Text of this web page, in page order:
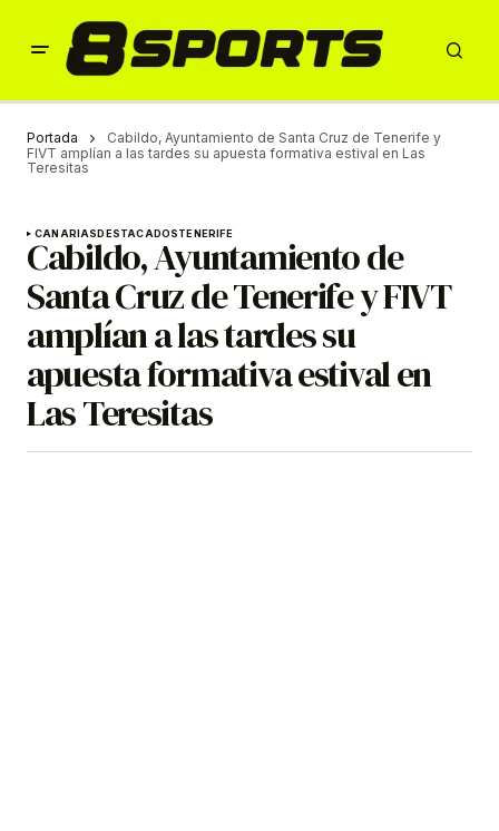
Portada
Cabildo, Ayuntamiento de Santa Cruz de Tenerife y
FIVT amplían a las tardes su apuesta formativa estival en Las
Teresitas
CANARIASDESTACADOSTENERIFE
Cabildo, Ayuntamiento de
Santa Cruz de Tenerife y FIVT
amplían a las tardes su
apuesta formativa estival en
Las Teresitas